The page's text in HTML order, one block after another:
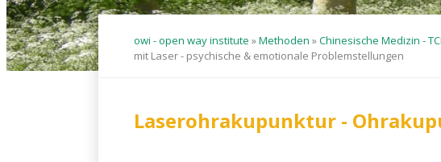
owi - open way institute »Methoden »Chinesische Medizin -
mit Laser - psychische & emotionale Problemstellungen
Laserohrakupunktur -